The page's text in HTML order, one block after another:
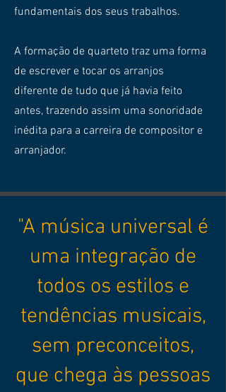
fundamentais dos seus trabalhos.
A formação de quarteto traz uma forma
de escrever e tocar os arranjos
diferente de tudo que já havia feito
antes, trazendo assim uma sonoridade
inédita para a carreira de compositor e
arranjador.
"A música universal é
uma integração de
todos os estilos e
tendências musicais,
sem preconceitos,
que chega às pessoas